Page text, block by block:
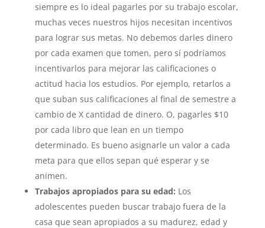
siempre es lo ideal pagarles por su trabajo escolar,
muchas veces nuestros hijos necesitan incentivos
para lograr sus metas. No debemos darles dinero
por cada examen que tomen, pero sí podríamos
incentivarlos para mejorar las calificaciones o
actitud hacia los estudios. Por ejemplo, retarlos a
que suban sus calificaciones al final de semestre a
cambio de X cantidad de dinero. O, pagarles $10
por cada libro que lean en un tiempo
determinado. Es bueno asignarle un valor a cada
meta para que ellos sepan qué esperar y se
animen.
Trabajos apropiados para su edad: Los
adolescentes pueden buscar trabajo fuera de la
casa que sean apropiados a su madurez, edad y